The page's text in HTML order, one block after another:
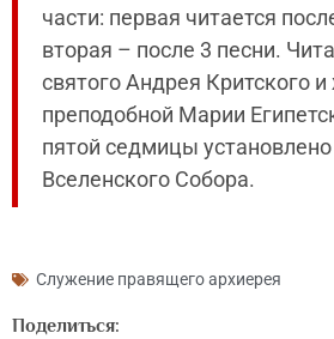
части: первая читается
вторая – после 3 песни.
святого Андрея Критского
преподобной Марии
пятой седмицы
Вселенского Собора.
Служение правящего архиерея
Поделиться: